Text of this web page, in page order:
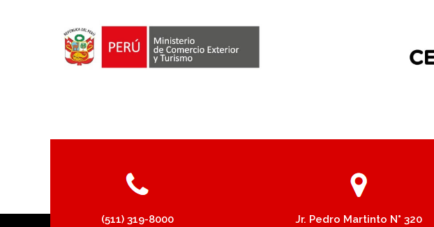
(511) 319-8000
Jr. Pedro Martinto N° 320